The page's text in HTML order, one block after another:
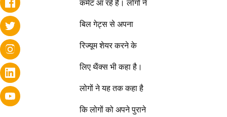
कमेंट आ रहे हैं। लोगों ने
बिल गेट्स से अपना
रिज्यूम शेयर करने के
लिए थैंक्स भी कहा है।
लोगों ने यह तक कहा है
कि लोगों को अपने पुराने